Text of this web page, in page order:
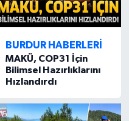
BURDUR HABERLERİ
MAKÜ, COP31 İçin
Bilimsel Hazırlıklarını
Hızlandırdı